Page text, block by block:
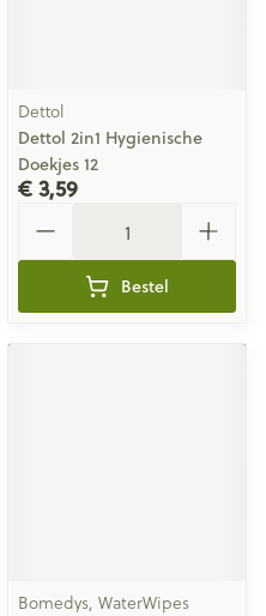
Dettol
Dettol 2in1 Hygienische
Doekjes 12
€ 3,59
Bestel
Bomedys, WaterWipes